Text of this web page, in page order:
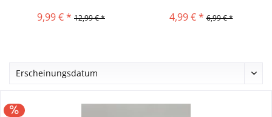
9,99 € * 12,99 € * 4,99 € * 6,99 € *